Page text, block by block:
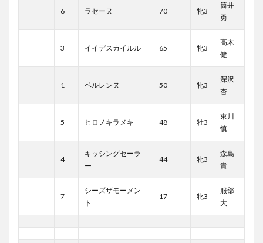
6 ラセーヌ 70 牝3
筒井
勇
3 イイデスカイルル 65 牝3
高木
健
1 ベルレンヌ 50 牝3
深沢
杏
5 ヒロノキラメキ 48 牡3
東川
慎
4
キッシングセーラ
ー
44 牝3
森島
貴
7
シーズザモーメン
ト
17 牝3
服部
大